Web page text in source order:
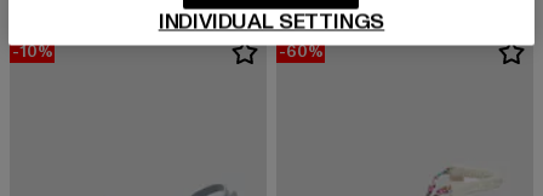
-10% -60%
INDIVIDUAL SETTINGS